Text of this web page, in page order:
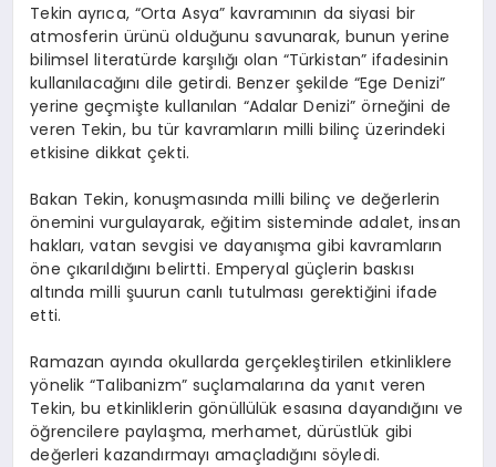
Tekin ayrıca, “Orta Asya” kavramının da siyasi bir
atmosferin ürünü olduğunu savunarak, bunun yerine
bilimsel literatürde karşılığı olan “Türkistan” ifadesinin
kullanılacağını dile getirdi. Benzer şekilde “Ege Denizi”
yerine geçmişte kullanılan “Adalar Denizi” örneğini de
veren Tekin, bu tür kavramların milli bilinç üzerindeki
etkisine dikkat çekti.
Bakan Tekin, konuşmasında milli bilinç ve değerlerin
önemini vurgulayarak, eğitim sisteminde adalet, insan
hakları, vatan sevgisi ve dayanışma gibi kavramların
öne çıkarıldığını belirtti. Emperyal güçlerin baskısı
altında milli şuurun canlı tutulması gerektiğini ifade
etti.
Ramazan ayında okullarda gerçekleştirilen etkinliklere
yönelik “Talibanizm” suçlamalarına da yanıt veren
Tekin, bu etkinliklerin gönüllülük esasına dayandığını ve
öğrencilere paylaşma, merhamet, dürüstlük gibi
değerleri kazandırmayı amaçladığını söyledi.